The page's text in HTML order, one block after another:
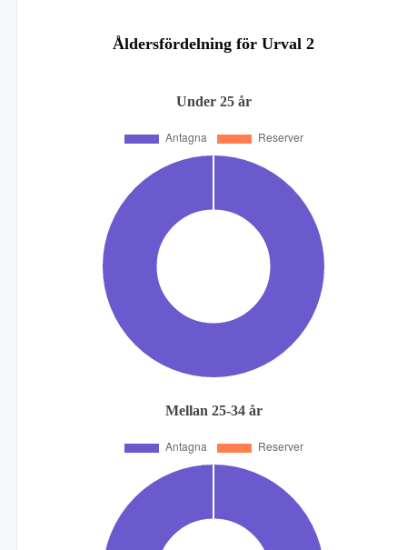
Åldersfördelning för Urval 2
Under 25 år
Mellan 25-34 år